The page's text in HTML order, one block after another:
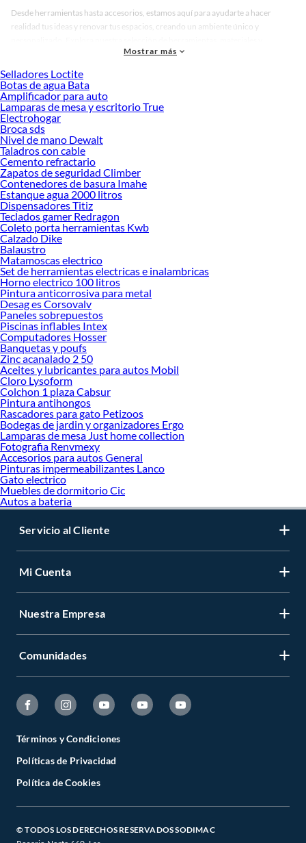
Desde herramientas hasta accesorios, estamos aquí para ayudarte a hacer
realidad tus ideas y renovar tus espacios, creando un ambiente único y
accesorios de calidad que te ayudarán a crear un espacio más tú.
Desde remodelaciones hasta proyectos de decoración, estamos aquí para hacer
tus ideas realidad. ¡Visítanos y encuentra todo lo que tenemos para ofrecerte en
Electrohogar!
Explora la variedad de productos de Electrohogar en Sodimac
Herramientas, materiales y accesorios de calidad para tus proyectos y
renovación de espacios. ¡Visítanos y descubre todo lo que tenemos para
ofrecerte!
Encuentra una amplia variedad de productos de Electrohogar en Sodimac.
Encuentra todo lo necesario para tus proyectos de renovación y decoración.
¡Visítanos y haz tus ideas realidad!
Mostrar más
Selladores Loctite
Botas de agua Bata
Amplificador para auto
Lamparas de mesa y escritorio True
Electrohogar
Broca sds
Nivel de mano Dewalt
Taladros con cable
Cemento refractario
Zapatos de seguridad Climber
Contenedores de basura Imahe
Estanque agua 2000 litros
Dispensadores Titiz
Teclados gamer Redragon
Coleto porta herramientas Kwb
Calzado Dike
Balaustro
Matamoscas electrico
Set de herramientas electricas e inalambricas
Horno electrico 100 litros
Pintura anticorrosiva para metal
Desag es Corsovalv
Paneles sobrepuestos
Piscinas inflables Intex
Computadores Hosser
Banquetas y poufs
Zinc acanalado 2 50
Aceites y lubricantes para autos Mobil
Cloro Lysoform
Colchon 1 plaza Cabsur
Pintura antihongos
Rascadores para gato Petizoos
Bodegas de jardin y organizadores Ergo
Lamparas de mesa Just home collection
Fotografia Renvmexy
Accesorios para autos General
Pinturas impermeabilizantes Lanco
Gato electrico
Muebles de dormitorio Cic
Autos a bateria
Servicio al Cliente
Mi Cuenta
Nuestra Empresa
Comunidades
Términos y Condiciones
Políticas de Privacidad
Política de Cookies
© TODOS LOS DERECHOS RESERVADOS SODIMAC